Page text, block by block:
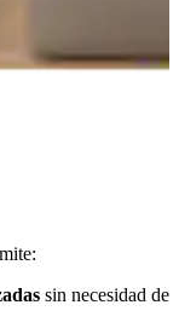
sin necesidad de